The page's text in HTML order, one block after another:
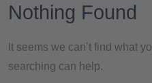
Nothing Found
It seems we can’t find what
searching can help.